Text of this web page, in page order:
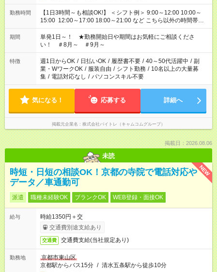
勤務時間
【1日3時間～も相談OK!】 ＜シフト例＞ 9:00～12:00 10:00～
15:00 12:00～17:00 18:00～21:00 など こちら以外の時間帯も
お気軽にご相談ください！
期間
単発1日～！ ★勤務開始日や期間はお気軽にご相談くださ
い！ ＃8月～ ＃9月～
特徴 週1日からOK / 日払いOK / 履歴書不要 / 40～50代活躍中 / 副
業・WワークOK / 服装自由 / シフト勤務 / 10名以上の大量募
集 / 電話対応なし / パソコンスキル不要
気になる！ 応募する 詳細へ
掲載元企業名 株式会社バイトレ（キャムコムグループ）
掲載日：2026.08.06
未読
NEW
時短・日短の相談OK！京都の寺院で電話対応や
データ／車通勤可
派遣 職種未経験OK ブランクOK WEB登録・面接OK
給与
時給1350円＋交
交通費別途支給あり
交通費 交通費支給(当社規定あり)
勤務地
京都市東山区
京都駅からバス15分 / 清水五条駅から徒歩10分